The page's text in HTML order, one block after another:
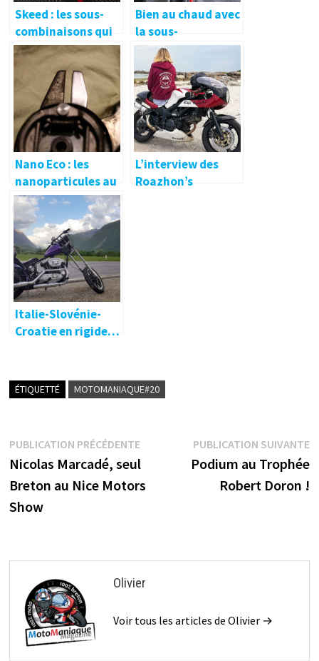
Skeed : les sous-
combinaisons qui
en font plus !
Bien au chaud avec
la sous-
combinaison
Skeed Warm !
Nano Eco : les
nanoparticules au
service de la moto !
L’interview des
Roazhon’s
Italie-Slovénie-
Croatie en rigide…
ÉTIQUETTÉ MOTOMANIAQUE#20
Navigation
de
l’article
PUBLICATION PRÉCÉDENTEPublication
précédente :
Nicolas Marcadé, seul
Breton au Nice Motors
Show
PUBLICATION SUIVANTE
Podium au Trophée
Robert Doron !
Olivier
Voir tous les articles de Olivier →